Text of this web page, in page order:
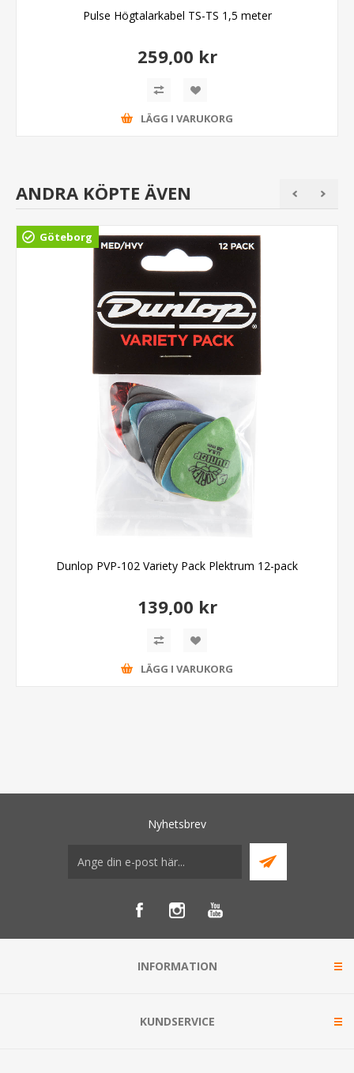
Pulse Högtalarkabel TS-TS 1,5 meter
259,00 kr
LÄGG I VARUKORG
ANDRA KÖPTE ÄVEN
Göteborg
Dunlop PVP-102 Variety Pack Plektrum 12-pack
139,00 kr
LÄGG I VARUKORG
Nyhetsbrev
INFORMATION
KUNDSERVICE